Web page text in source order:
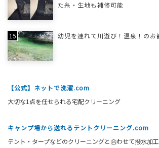
た糸・生地も補修可能
幼児を連れて川遊び！温泉！のお
【公式】ネットで洗濯.com
大切な1点を任せられる宅配クリーニング
キャンプ場から送れるテントクリーニング.com
テント・タープなどのクリーニングと合わせて撥水加